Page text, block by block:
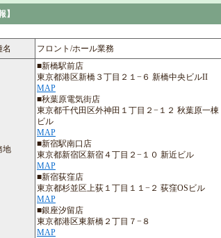
】
名 フロント/ホール業務
地
■新橋駅前店
東京都港区新橋３丁目２１−６ 新橋中央ビルII
MAP
■秋葉原電気街店
東京都千代田区外神田１丁目２−１２ 秋葉原一棟
ビル
MAP
■新宿駅南口店
東京都新宿区新宿４丁目２−１０ 新近ビル
MAP
■新宿荻窪店
東京都杉並区上荻１丁目１１−２ 荻窪OSビル
MAP
■銀座汐留店
東京都港区東新橋２丁目７−８
MAP